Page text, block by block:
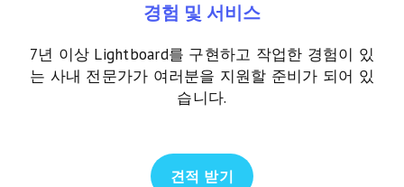
경험 및 서비스
7년 이상 Lightboard를 구현하고 작업한 경험이 있
는 사내 전문가가 여러분을 지원할 준비가 되어 있
습니다.
견적 받기